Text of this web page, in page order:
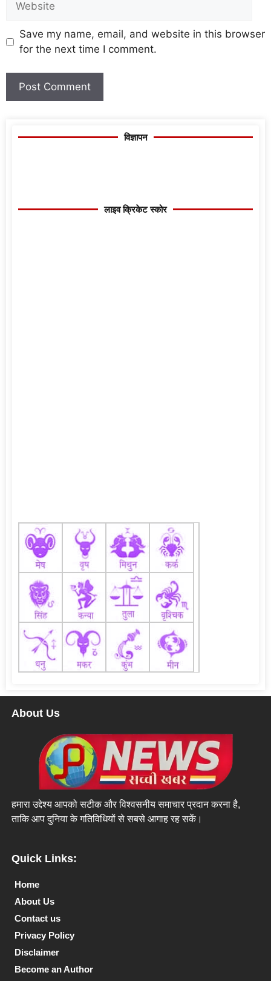
Save my name, email, and website in this browser
for the next time I comment.
विज्ञापन
लाइव क्रिकेट स्कोर
About Us
हमारा उद्देश्य आपको सटीक और विश्वसनीय समाचार प्रदान करना है,
ताकि आप दुनिया के गतिविधियों से सबसे आगाह रह सकें।
Quick Links:
Home
About Us
Contact us
Privacy Policy
Disclaimer
Become an Author